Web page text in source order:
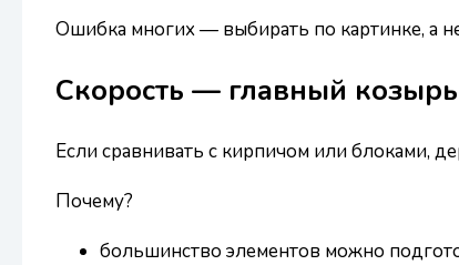
Ошибка многих — выбирать по картинке, а
Скорость — главный козырь
Если сравнивать с кирпичом или блоками,
Почему?
большинство элементов можно